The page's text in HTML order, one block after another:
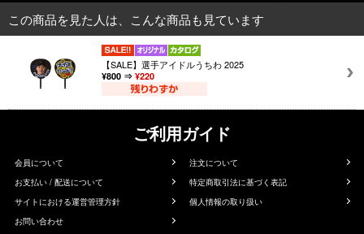
この商品を見た人は、こんな商品も見ています
【SALE】選手アイドルうちわ 2025
¥800 ⇒ ¥220
ご利用ガイド
会員について
注文について
お支払い / 配送について
特定商取引法に基づく表記
サイトにおける運営管理方針
個人情報の取り扱い
お問い合わせ